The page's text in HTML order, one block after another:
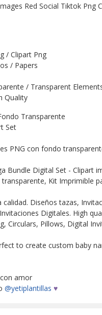
Red Social Tiktok Png
/ Clipart Png
/ Papers
/ Transparent
Quality
Transparente
Set
PNG con fondo
Bundle Digital Set - Clipart
Kit Imprimible
Diseños tazas,
Digitales. High
Circulars, Pillows, Digital
to create custom baby
amor
@yetiplantillas ♥